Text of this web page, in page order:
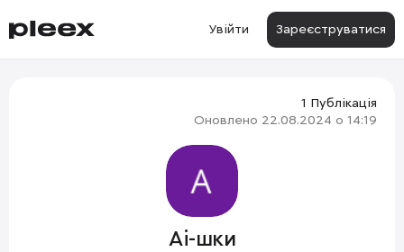
Увійти Зареєструватися
1 Публікація
Оновлено 22.08.2024 о 14:19
Ai-шки